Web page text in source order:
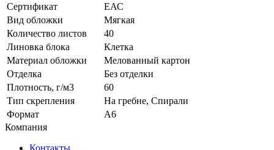
Сертификат
ЕАС
Вид обложки
Мягкая
Количество листов
40
Линовка блока
Клетка
Материал обложки
Мелованный картон
Отделка
Без отделки
Плотность, г/м3
60
Тип скрепления
На гребне, Спирали
Формат
A6
Компания
Контакты